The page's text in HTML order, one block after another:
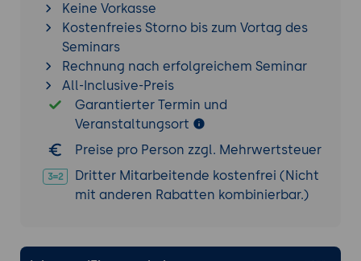
Verwaltung von Exchange-Online-
Hybridbereitstellungen, Verwaltung von
Öffentlichen Ordnern, Überwachung und
Fehlerbehebung von Exchange Online,
Migration von Exchange-Online-Daten
Verwaltung von Exchange-Online-
Hybridbereitstellungen, einschließlich
Konfiguration von Vertrauensstellungen,
Routing-Optionen und gemeinsamer
Nutzung von Adresslisten
Ordnern aus Exchange-On-Premises
Keine Vorkasse
Kostenfreies Storno bis zum Vortag des
Seminars
Rechnung nach erfolgreichem Seminar
All-Inclusive-Preis
Garantierter Termin und
Veranstaltungsort
Preise pro Person zzgl. Mehrwertsteuer
Dritter Mitarbeitende kostenfrei (Nicht
mit anderen Rabatten kombinierbar.)